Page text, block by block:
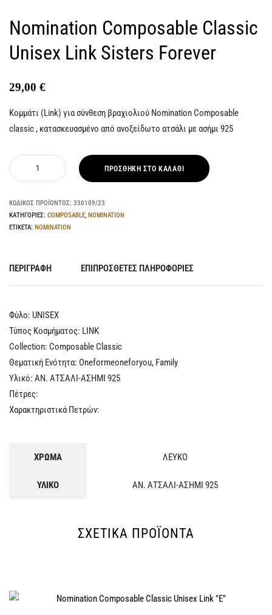
Nomination Composable Classic
Unisex Link Sisters Forever
29,00 €
Κομμάτι (Link) για σύνθεση βραχιολιού Nomination Composable
classic , κατασκευασμένο από ανοξείδωτο ατσάλι με ασήμι 925
ΠΡΟΣΘΉΚΗ ΣΤΟ ΚΑΛΆΘΙ
ΚΩΔΙΚΌΣ ΠΡΟΪΌΝΤΟΣ: 330109/23
ΚΑΤΗΓΟΡΊΕΣ: COMPOSABLE, NOMINATION
ΕΤΙΚΈΤΑ: NOMINATION
ΠΕΡΙΓΡΑΦΉ ΕΠΙΠΡΌΣΘΕΤΕΣ ΠΛΗΡΟΦΟΡΊΕΣ
Φύλο: UNISEX
Τύπος Κοσμήματος: LINK
Collection: Composable Classic
Θεματική Ενότητα: Oneformeoneforyou, Family
Υλικό: ΑΝ. ΑΤΣΑΛΙ-ΑΣΗΜΙ 925
Πέτρες:
Χαρακτηριστικά Πετρών:
ΧΡΩΜΑ ΛΕΥΚΟ
ΥΛΙΚΟ ΑΝ. ΑΤΣΑΛΙ-ΑΣΗΜΙ 925
ΣΧΕΤΙΚΆ ΠΡΟΪΌΝΤΑ